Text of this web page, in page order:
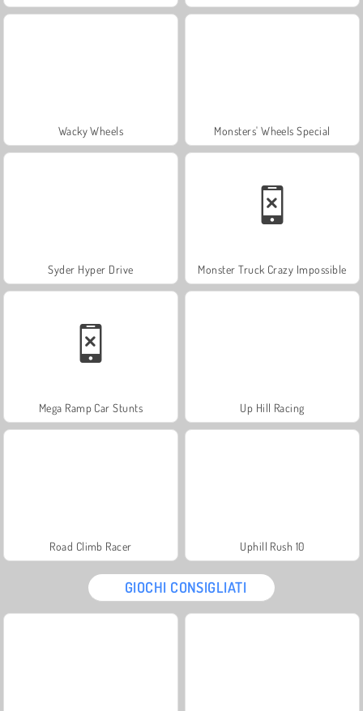
Wacky Wheels Monsters' Wheels Special
Syder Hyper Drive Monster Truck Crazy Impossible
Mega Ramp Car Stunts Up Hill Racing
Road Climb Racer Uphill Rush 10
GIOCHI CONSIGLIATI